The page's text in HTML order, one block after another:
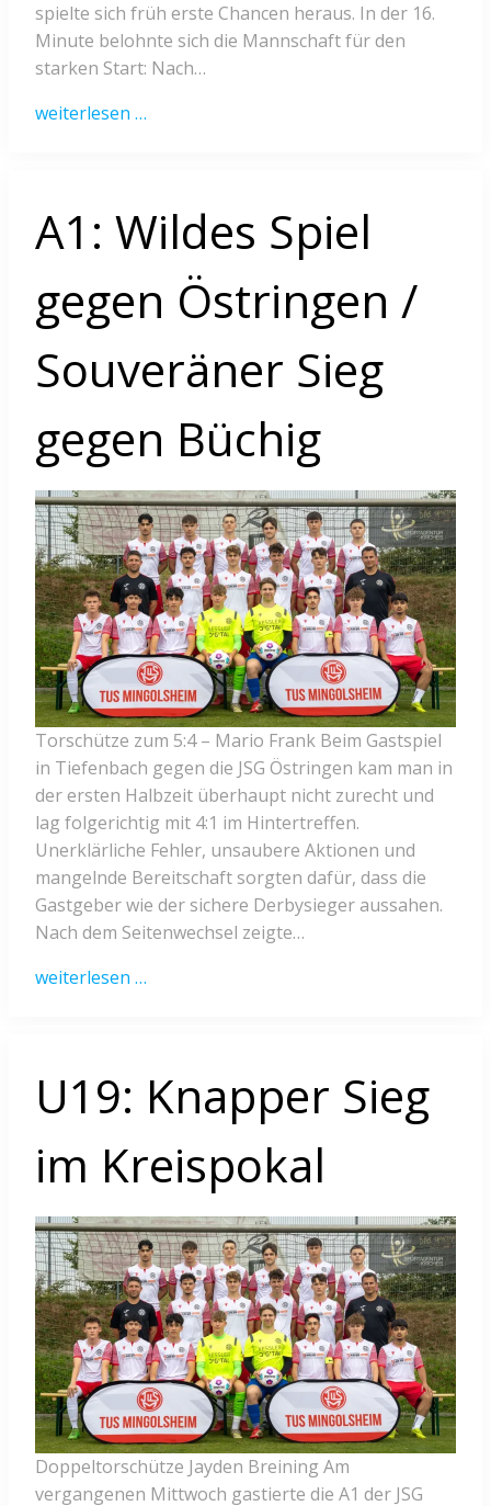
spielte sich früh erste Chancen heraus. In der 16.
Minute belohnte sich die Mannschaft für den
starken Start: Nach…
weiterlesen …
A1: Wildes Spiel
gegen Östringen /
Souveräner Sieg
gegen Büchig
Torschütze zum 5:4 – Mario Frank Beim Gastspiel
in Tiefenbach gegen die JSG Östringen kam man in
der ersten Halbzeit überhaupt nicht zurecht und
lag folgerichtig mit 4:1 im Hintertreffen.
Unerklärliche Fehler, unsaubere Aktionen und
mangelnde Bereitschaft sorgten dafür, dass die
Gastgeber wie der sichere Derbysieger aussahen.
Nach dem Seitenwechsel zeigte…
weiterlesen …
U19: Knapper Sieg
im Kreispokal
Doppeltorschütze Jayden Breining Am
vergangenen Mittwoch gastierte die A1 der JSG